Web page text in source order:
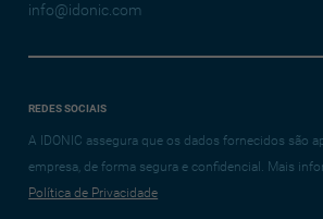
info@idonic.com
REDES SOCIAIS
A IDONIC assegura que os dados fornecidos são
empresa, de forma segura e confidencial. Mais
Política de Privacidade